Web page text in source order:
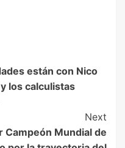
están con Nico
los calculistas
Next
Campeón Mundial de